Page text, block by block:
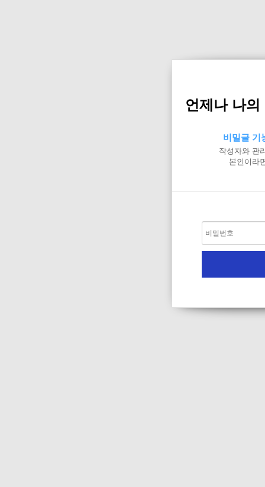
언제나 나
비밀글 기
작성자와 관
본인이라